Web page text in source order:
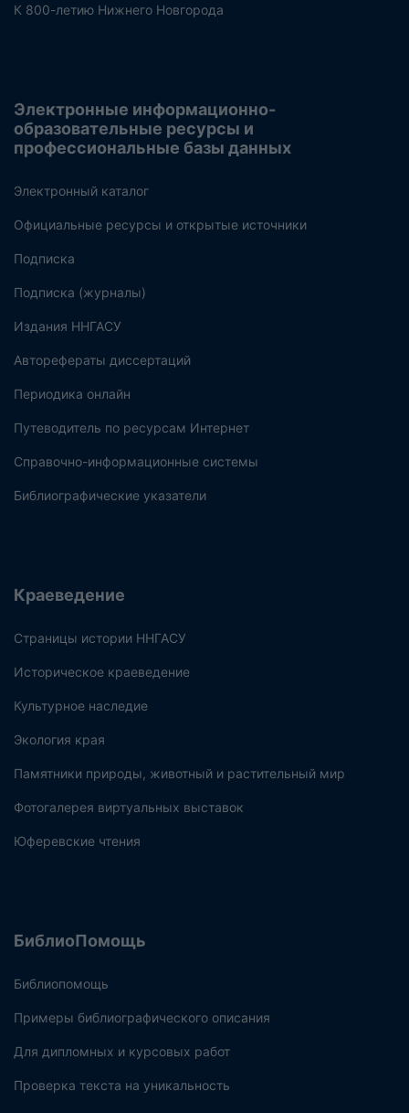
К 800-летию Нижнего Новгорода
Электронные информационно-
образовательные ресурсы и
профессиональные базы данных
Электронный каталог
Официальные ресурсы и открытые источники
Подписка
Подписка (журналы)
Издания ННГАСУ
Авторефераты диссертаций
Периодика онлайн
Путеводитель по ресурсам Интернет
Справочно-информационные системы
Библиографические указатели
Краеведение
Страницы истории ННГАСУ
Историческое краеведение
Культурное наследие
Экология края
Памятники природы, животный и растительный мир
Фотогалерея виртуальных выставок
Юферевские чтения
БиблиоПомощь
Библиопомощь
Примеры библиографического описания
Для дипломных и курсовых работ
Проверка текста на уникальность